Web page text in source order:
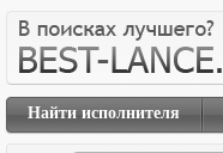
Найти исполнителя